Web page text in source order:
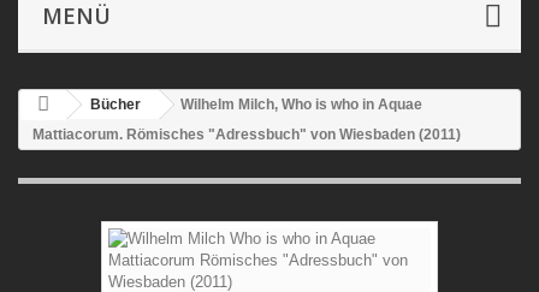
MENÜ
Bücher
Wilhelm Milch, Who is who in Aquae
Mattiacorum. Römisches "Adressbuch" von Wiesbaden (2011)